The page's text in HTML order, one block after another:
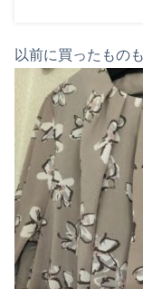
以前に買ったもの